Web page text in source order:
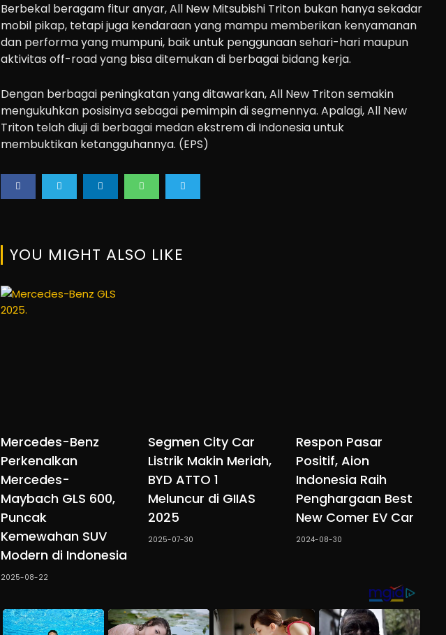
Berbekal beragam fitur anyar, All New Mitsubishi Triton bukan hanya sekadar
mobil pikap, tetapi juga kendaraan yang mampu memberikan kenyamanan
dan performa yang mumpuni, baik untuk penggunaan sehari-hari maupun
aktivitas off-road yang bisa ditemukan di berbagai bidang kerja.
Dengan berbagai peningkatan yang ditawarkan, All New Triton semakin
mengukuhkan posisinya sebagai pemimpin di segmennya. Apalagi, All New
Triton telah diuji di berbagai medan ekstrem di Indonesia untuk
membuktikan ketangguhannya. (EPS)
YOU MIGHT ALSO LIKE
Mercedes-Benz
Perkenalkan
Mercedes-
Maybach GLS 600,
Puncak
Kemewahan SUV
Modern di Indonesia
2025-08-22
Segmen City Car
Listrik Makin Meriah,
BYD ATTO 1
Meluncur di GIIAS
2025
2025-07-30
Respon Pasar
Positif, Aion
Indonesia Raih
Penghargaan Best
New Comer EV Car
2024-08-30